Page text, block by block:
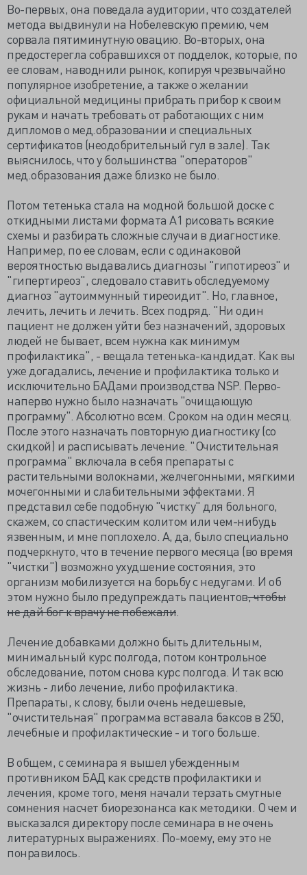
Во-первых, она поведала аудитории, что создателей
метода выдвинули на Нобелевскую премию, чем
сорвала пятиминутную овацию. Во-вторых, она
предостерегла собравшихся от подделок, которые, по
ее словам, наводнили рынок, копируя чрезвычайно
популярное изобретение, а также о желании
официальной медицины прибрать прибор к своим
рукам и начать требовать от работающих с ним
дипломов о мед.образовании и специальных
сертификатов (неодобрительный гул в зале). Так
выяснилось, что у большинства "операторов"
мед.образования даже близко не было.
Потом тетенька стала на модной большой доске с
откидными листами формата А1 рисовать всякие
схемы и разбирать сложные случаи в диагностике.
Например, по ее словам, если с одинаковой
вероятностью выдавались диагнозы "гипотиреоз" и
"гипертиреоз", следовало ставить обследуемому
диагноз "аутоиммунный тиреоидит". Но, главное,
лечить, лечить и лечить. Всех подряд. "Ни один
пациент не должен уйти без назначений, здоровых
людей не бывает, всем нужна как минимум
профилактика", - вещала тетенька-кандидат. Как вы
уже догадались, лечение и профилактика только и
исключительно БАДами производства NSP. Перво-
наперво нужно было назначать "очищающую
программу". Абсолютно всем. Сроком на один месяц.
После этого назначать повторную диагностику (со
скидкой) и расписывать лечение. "Очистительная
программа" включала в себя препараты с
растительными волокнами, желчегонными, мягкими
мочегонными и слабительными эффектами. Я
представил себе подобную "чистку" для больного,
скажем, со спастическим колитом или чем-нибудь
язвенным, и мне поплохело. А, да, было специально
подчеркнуто, что в течение первого месяца (во время
"чистки") возможно ухудшение состояния, это
организм мобилизуется на борьбу с недугами. И об
этом нужно было предупреждать пациентов, чтобы
не дай бог к врачу не побежали
Лечение добавками должно быть длительным,
минимальный курс полгода, потом контрольное
обследование, потом снова курс полгода. И так всю
жизнь - либо лечение, либо профилактика.
Препараты, к слову, были очень недешевые,
"очистительная" программа вставала баксов в 250,
лечебные и профилактические - и того больше.
В общем, с семинара я вышел убежденным
противником БАД как средств профилактики и
лечения, кроме того, меня начали терзать смутные
сомнения насчет биорезонанса как методики. О чем и
высказался директору после семинара в не очень
литературных выражениях. По-моему, ему это не
понравилось.